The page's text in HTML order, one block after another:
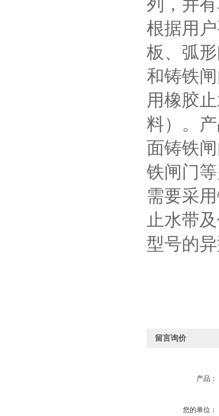
列，并
根据用
板、弧
和铸铁
用橡胶
料）。
面铸铁
铁闸门
需要采
止水带
型号的
留言询价
产品：
您的单位：